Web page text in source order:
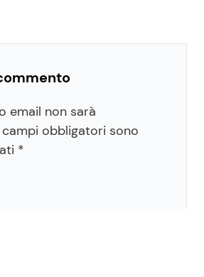
email non sarà
campi obbligatori sono
*